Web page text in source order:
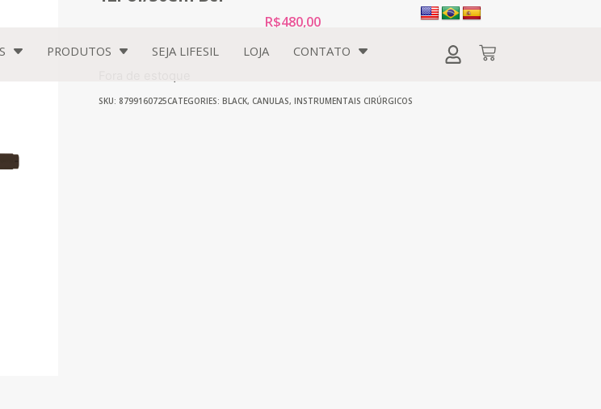
PRODUTOS SEJA LIFESIL LOJA CONTATO
R$480,00
SKU: 8799160725CATEGORIES: BLACK, CANULAS, INSTRUMENTAIS CIRÚRGICOS